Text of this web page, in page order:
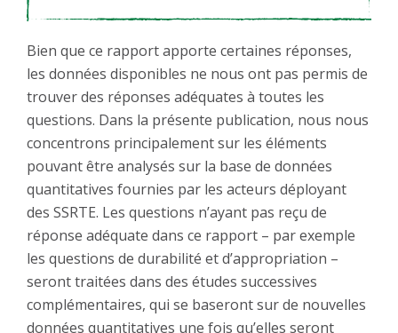
Bien que ce rapport apporte certaines réponses,
les données disponibles ne nous ont pas permis de
trouver des réponses adéquates à toutes les
questions. Dans la présente publication, nous nous
concentrons principalement sur les éléments
pouvant être analysés sur la base de données
quantitatives fournies par les acteurs déployant
des SSRTE. Les questions n’ayant pas reçu de
réponse adéquate dans ce rapport – par exemple
les questions de durabilité et d’appropriation –
seront traitées dans des études successives
complémentaires, qui se baseront sur de nouvelles
données quantitatives une fois qu’elles seront